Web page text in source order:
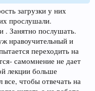
загрузки у них
прослушали.
. Занятно послушать.
нравоучительный и
переходить на
самомнение не дает
лекции больше
чтобы отвечать на